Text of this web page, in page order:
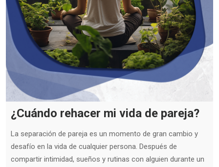
¿Cuándo rehacer mi vida de pareja?
La separación de pareja es un momento de gran cambio y
desafío en la vida de cualquier persona. Después de
compartir intimidad, sueños y rutinas con alguien durante un